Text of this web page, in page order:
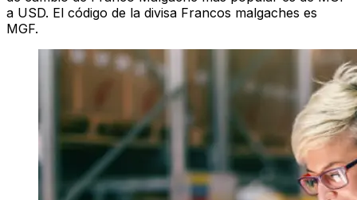
a USD. El código de la divisa Francos malgaches es
MGF.